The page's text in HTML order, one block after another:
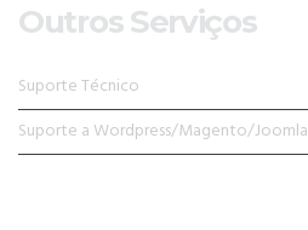
Outros Serviços
Suporte Técnico
Suporte a Wordpress/Magento/Joomla